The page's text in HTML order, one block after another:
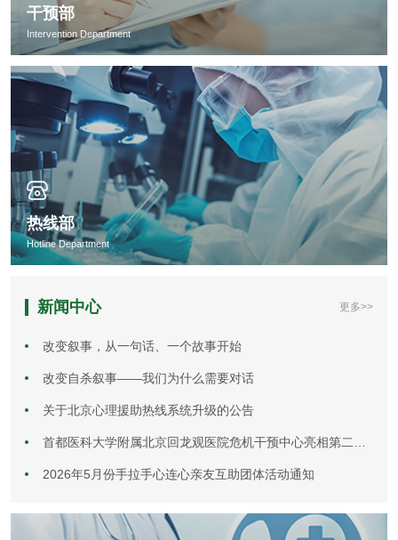
干预部
Intervention Department
热线部
Hotline Department
新闻中心 更多>>
改变叙事，从一句话、一个故事开始
改变自杀叙事——我们为什么需要对话
关于北京心理援助热线系统升级的公告
2026年5月份手拉手心连心亲友互助团体活动通知